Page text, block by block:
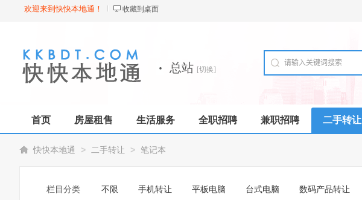
欢迎来到快快本地通！ 收藏到桌面
· 总站 [切换]
首页 房屋租售 生活服务 全职招聘 兼职招聘 二手转让
快快本地通 > 二手转让 > 笔记本
栏目分类 不限 手机转让 平板电脑 台式电脑 数码产品转让